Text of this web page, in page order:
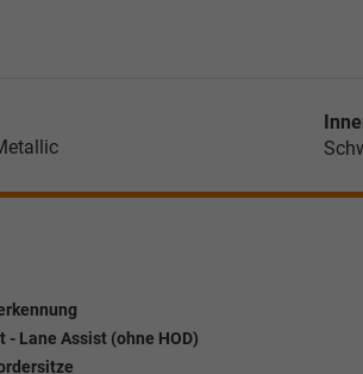
Lane Assist (ohne HOD)